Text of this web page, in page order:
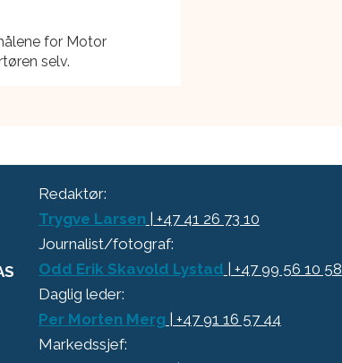
for Motor
selv.
Redaktør:
Trygve Larsen | +47 41 26 73 10
Journalist/fotograf:
Odd Erik Skavold Lystad | +47 99 56 10 58
Daglig leder:
Per Morten Merg | +47 91 16 57 44
Markedssjef: